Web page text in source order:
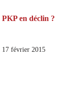
PKP en déclin ?
17 février 2015